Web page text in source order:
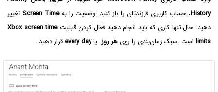
History، حساب کاربری فرزندتان را باز کنید. وضعیت را بهScreen Time تغییر
دهید. حال تنها کاری که باید انجام دهید فعال کردن قابلیتXbox screen time
limits است. سبک زمان‌بندی را روی هر روز یاevery dayقرار دهید.